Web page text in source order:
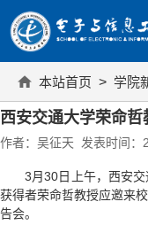
本站首页 > 学院
西安交通大学荣命
作者：吴征天 发表时间：
3月30日上午，西安
获得者荣命哲教授应邀来
告会。